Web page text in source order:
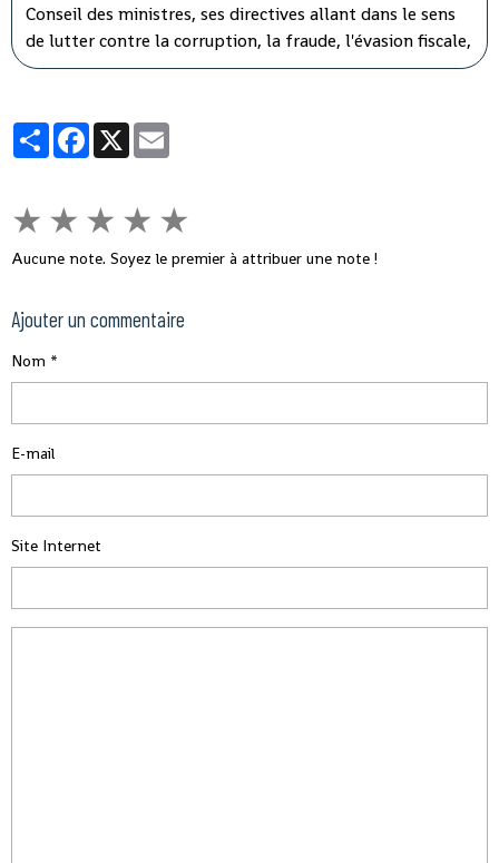
Conseil des ministres, ses directives allant dans le sens
de lutter contre la corruption, la fraude, l'évasion fiscale,
le népotisme, le laisser-aller et tous ces fléaux qui
développement rapide de son pays.
PartagerFacebook
X
★ ★ ★ ★ ★
Aucune note. Soyez le premier à attribuer une note !
Ajouter un commentaire
Nom
E-mail
Site Internet